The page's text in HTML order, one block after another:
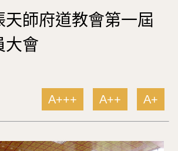
天師府道教會第一屆
大會
A+++ A++ A+